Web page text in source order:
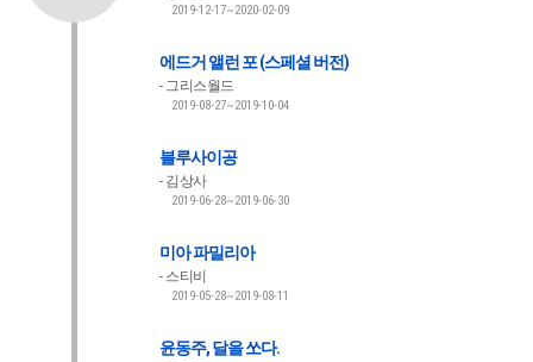
2019-12-17~2020-02-09
에드거 앨런 포 (스페셜 버전)
그리스월드
2019-08-27~2019-10-04
블루사이공
김상사
2019-06-28~2019-06-30
미아 파밀리아
스티비
2019-05-28~2019-08-11
윤동주, 달을 쏘다.